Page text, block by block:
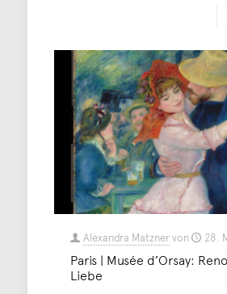
Alexandra Matznervon 28.
Paris | Musée d’Orsay:
Liebe